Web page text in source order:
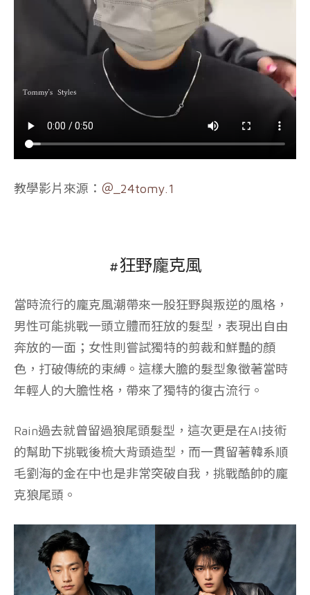
教學影片來源： ＠_24tomy.1
#狂野龐克風
當時流行的龐克風潮帶來一股狂野與叛逆的風格，
男性可能挑戰一頭立體而狂放的髮型，表現出自由
奔放的一面；女性則嘗試獨特的剪裁和鮮豔的顏
色，打破傳統的束縛。這樣大膽的髮型象徵著當時
年輕人的大膽性格，帶來了獨特的復古流行。
Rain過去就曾留過狼尾頭髮型，這次更是在AI技術
的幫助下挑戰後梳大背頭造型，而一貫留著韓系順
毛劉海的金在中也是非常突破自我，挑戰酷帥的龐
克狼尾頭。